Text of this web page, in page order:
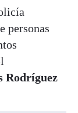
personas
Rodríguez